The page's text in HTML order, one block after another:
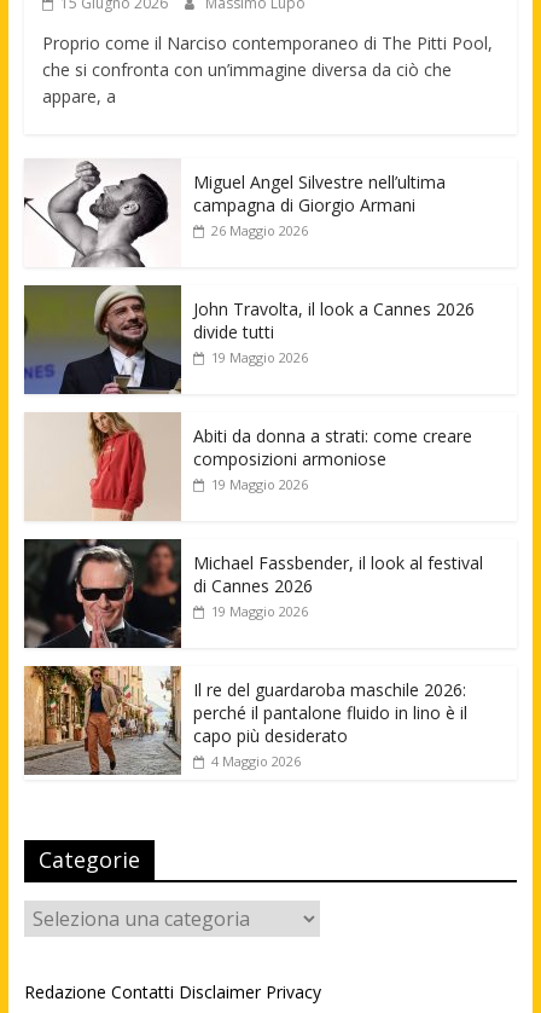
Proprio come il Narciso contemporaneo di The Pitti Pool,
che si confronta con un’immagine diversa da ciò che
appare, a
Miguel Angel Silvestre nell’ultima
campagna di Giorgio Armani
26 Maggio 2026
John Travolta, il look a Cannes 2026
divide tutti
19 Maggio 2026
Abiti da donna a strati: come creare
composizioni armoniose
19 Maggio 2026
Michael Fassbender, il look al festival
di Cannes 2026
19 Maggio 2026
Il re del guardaroba maschile 2026:
perché il pantalone fluido in lino è il
capo più desiderato
4 Maggio 2026
Categorie
Categorie
Redazione Contatti Disclaimer Privacy